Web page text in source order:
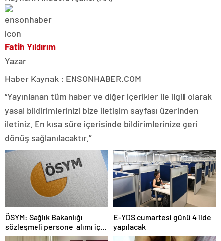
Fatih Yıldırım
Yazar
Haber Kaynak : ENSONHABER.COM
“Yayınlanan tüm haber ve diğer içerikler ile ilgili olarak
yasal bildirimlerinizi bize iletişim sayfası üzerinden
iletiniz. En kısa süre içerisinde bildirimlerinize geri
dönüş sağlanılacaktır.”
ÖSYM: Sağlık Bakanlığı
sözleşmeli personel alımı için
tercihler başladı
E-YDS cumartesi günü 4 ilde
yapılacak